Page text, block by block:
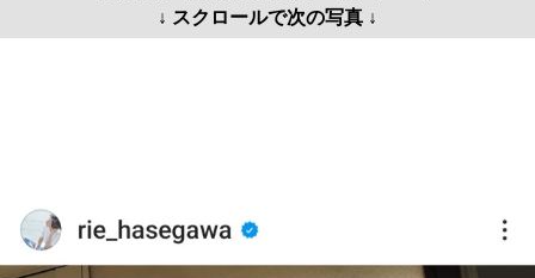
↓ スクロールで次の写真 ↓